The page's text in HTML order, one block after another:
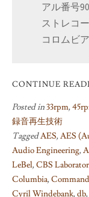
アル番号
ストレコ
コロムビア
CONTINUE
Posted in33rpm,
録音再生技術
TaggedAES,AES
Audio Engineering,
LeBel,CBS
Columbia,Command
Cyril Windebank,db,